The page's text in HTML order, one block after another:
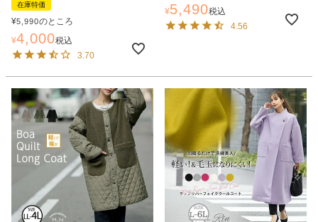
在庫特価
¥5,990のところ
¥4,000税込
3.70
¥5,490税込
4.56